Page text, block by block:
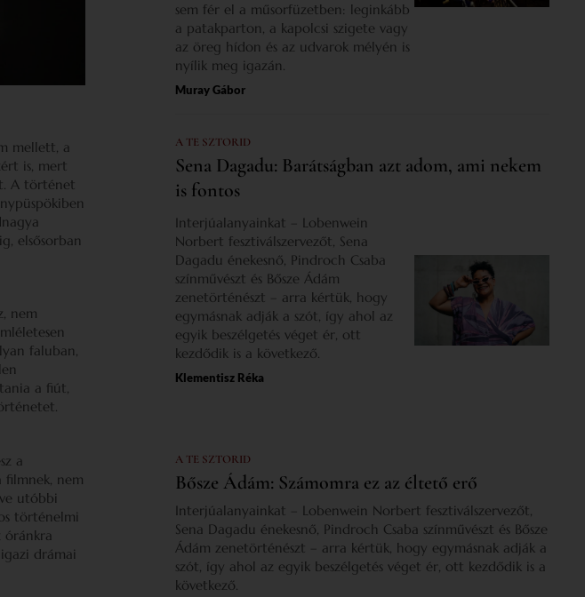
mellett, a
is, mert
A történet
elsősorban
nem
faluban,
a fiút,
a
filmnek, nem
utóbbi
történelmi
óránkra
drámai
sem fér el a műsorfüzetben: leginkább
a patakparton, a kapolcsi szigete vagy
az öreg hídon és az udvarok mélyén is
nyílik meg igazán.
Muray Gábor
A TE SZTORID
Sena Dagadu: Barátságban azt adom, ami nekem
is fontos
Interjúalanyainkat – Lobenwein
Norbert fesztiválszervezőt, Sena
Dagadu énekesnő, Pindroch Csaba
színművészt és Bősze Ádám
zenetörténészt – arra kértük, hogy
egymásnak adják a szót, így ahol az
egyik beszélgetés véget ér, ott
kezdődik is a következő.
Klementisz Réka
A TE SZTORID
Bősze Ádám: Számomra ez az éltető erő
Interjúalanyainkat – Lobenwein Norbert fesztiválszervezőt,
Sena Dagadu énekesnő, Pindroch Csaba színművészt és Bősze
Ádám zenetörténészt – arra kértük, hogy egymásnak adják a
szót, így ahol az egyik beszélgetés véget ér, ott kezdődik is a
következő.